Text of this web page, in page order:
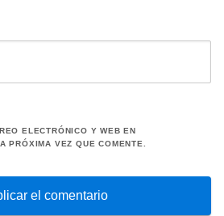
ELECTRÓNICO Y WEB EN
PRÓXIMA VEZ QUE COMENTE.